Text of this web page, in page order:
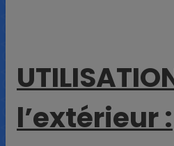
l’extérieur :